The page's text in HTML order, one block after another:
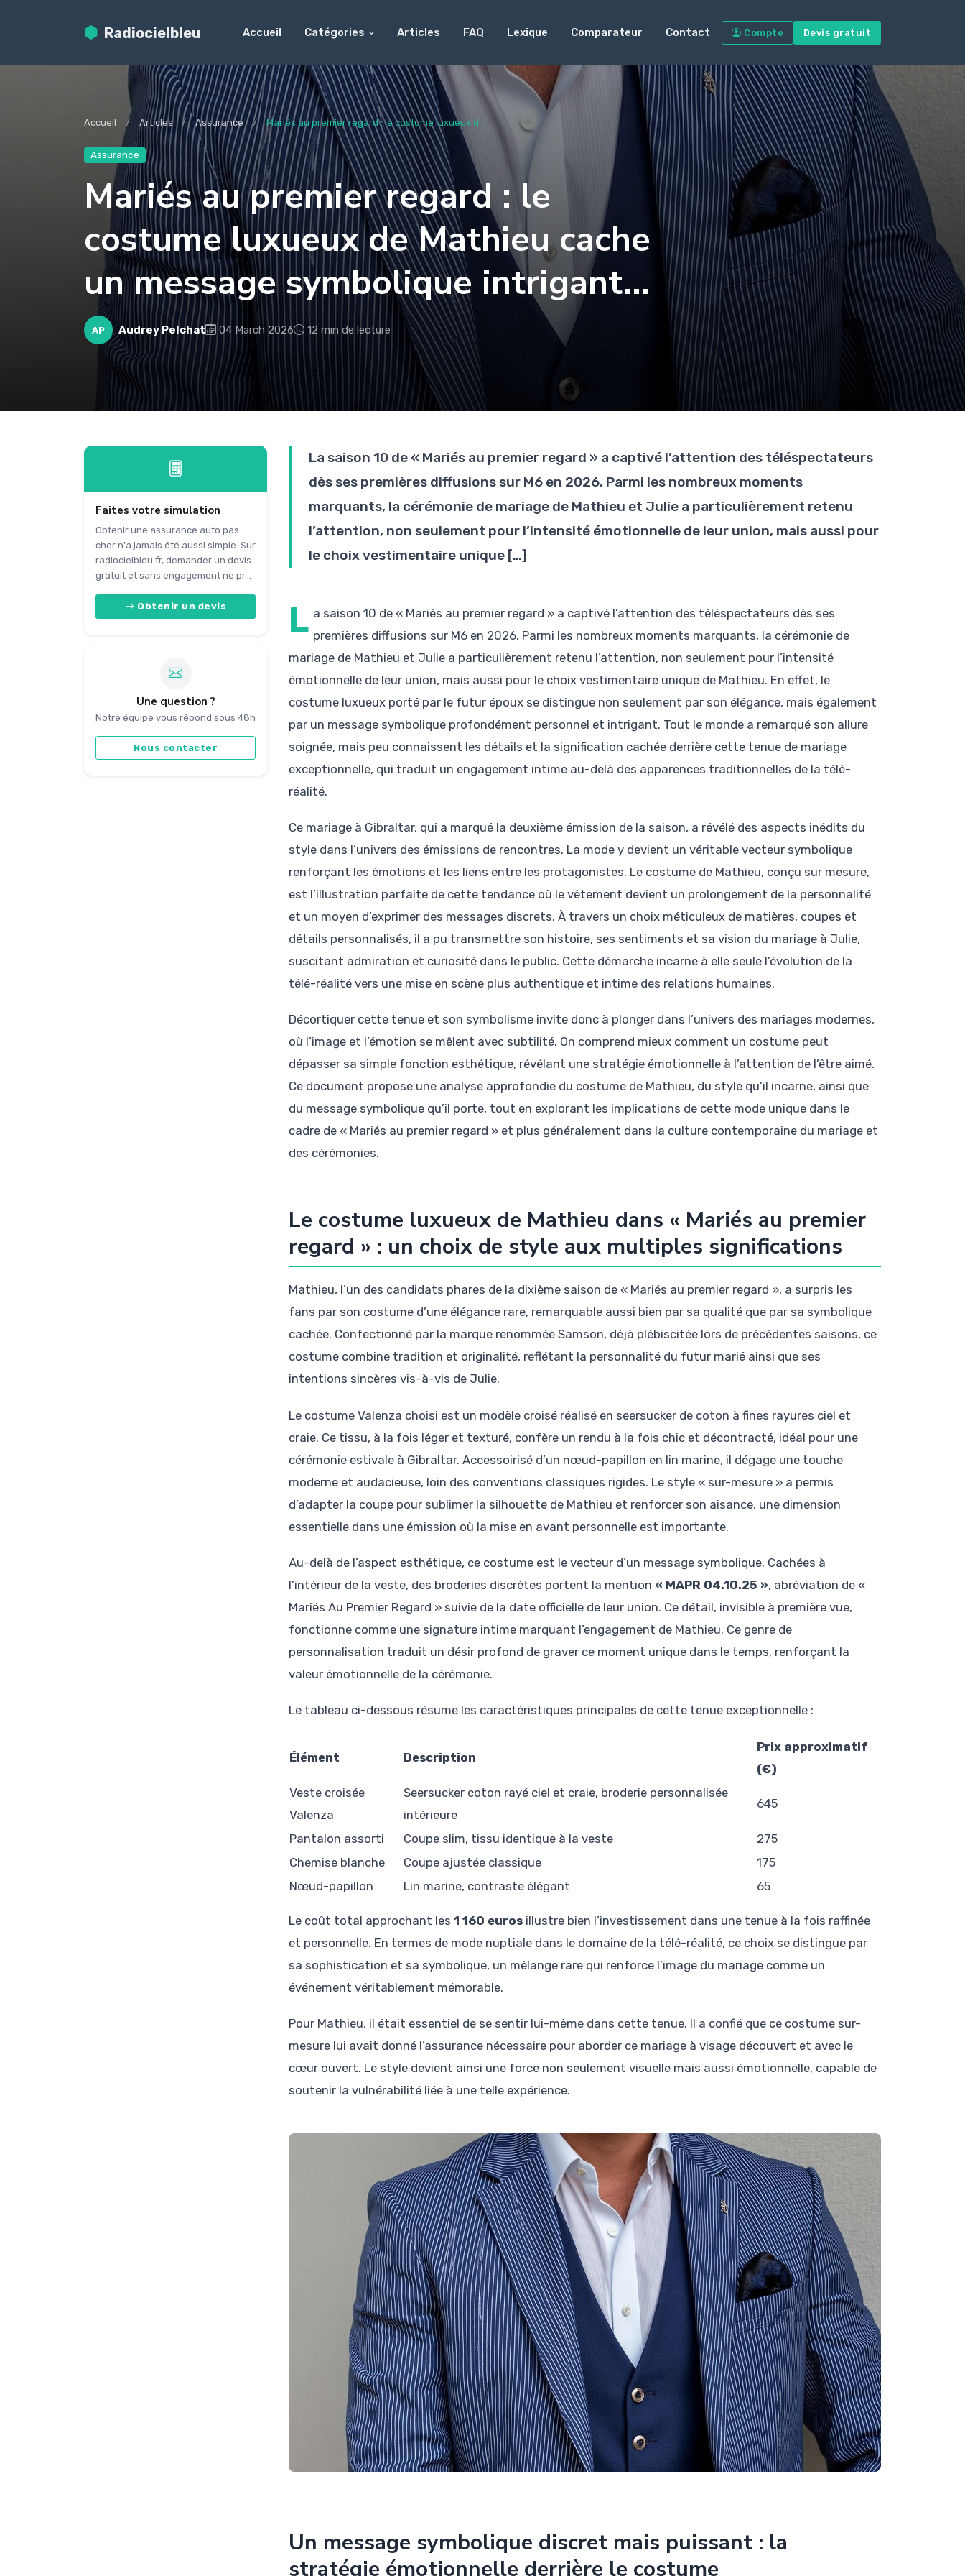
Radiocielbleu Accueil Catégories Articles FAQ Lexique Comparateur Contact Compte Devis gratuit
Accueil Articles Assurance Mariés au premier regard : le costume luxueux d...
Assurance
Mariés au premier regard : le
costume luxueux de Mathieu cache
un message symbolique intrigant…
AP Audrey Pelchat 04 March 2026 12 min de lecture
Faites votre simulation
Obtenir une assurance auto pas
cher n'a jamais été aussi simple. Sur
radiocielbleu.fr, demander un devis
gratuit et sans engagement ne pr...
Obtenir un devis
Une question ?
Notre équipe vous répond sous 48h
Nous contacter
La saison 10 de « Mariés au premier regard » a captivé l’attention des téléspectateurs
dès ses premières diffusions sur M6 en 2026. Parmi les nombreux moments
marquants, la cérémonie de mariage de Mathieu et Julie a particulièrement retenu
l’attention, non seulement pour l’intensité émotionnelle de leur union, mais aussi pour
le choix vestimentaire unique […]
L a saison 10 de « Mariés au premier regard » a captivé l’attention des téléspectateurs dès ses
premières diffusions sur M6 en 2026. Parmi les nombreux moments marquants, la cérémonie de
mariage de Mathieu et Julie a particulièrement retenu l’attention, non seulement pour l’intensité
émotionnelle de leur union, mais aussi pour le choix vestimentaire unique de Mathieu. En effet, le
costume luxueux porté par le futur époux se distingue non seulement par son élégance, mais également
par un message symbolique profondément personnel et intrigant. Tout le monde a remarqué son allure
soignée, mais peu connaissent les détails et la signification cachée derrière cette tenue de mariage
exceptionnelle, qui traduit un engagement intime au-delà des apparences traditionnelles de la télé-
réalité.
Ce mariage à Gibraltar, qui a marqué la deuxième émission de la saison, a révélé des aspects inédits du
style dans l’univers des émissions de rencontres. La mode y devient un véritable vecteur symbolique
renforçant les émotions et les liens entre les protagonistes. Le costume de Mathieu, conçu sur mesure,
est l’illustration parfaite de cette tendance où le vêtement devient un prolongement de la personnalité
et un moyen d’exprimer des messages discrets. À travers un choix méticuleux de matières, coupes et
détails personnalisés, il a pu transmettre son histoire, ses sentiments et sa vision du mariage à Julie,
suscitant admiration et curiosité dans le public. Cette démarche incarne à elle seule l’évolution de la
télé-réalité vers une mise en scène plus authentique et intime des relations humaines.
Décortiquer cette tenue et son symbolisme invite donc à plonger dans l’univers des mariages modernes,
où l’image et l’émotion se mêlent avec subtilité. On comprend mieux comment un costume peut
dépasser sa simple fonction esthétique, révélant une stratégie émotionnelle à l’attention de l’être aimé.
Ce document propose une analyse approfondie du costume de Mathieu, du style qu’il incarne, ainsi que
du message symbolique qu’il porte, tout en explorant les implications de cette mode unique dans le
cadre de « Mariés au premier regard » et plus généralement dans la culture contemporaine du mariage et
des cérémonies.
Le costume luxueux de Mathieu dans « Mariés au premier
regard » : un choix de style aux multiples significations
Mathieu, l’un des candidats phares de la dixième saison de « Mariés au premier regard », a surpris les
fans par son costume d’une élégance rare, remarquable aussi bien par sa qualité que par sa symbolique
cachée. Confectionné par la marque renommée Samson, déjà plébiscitée lors de précédentes saisons, ce
costume combine tradition et originalité, reflétant la personnalité du futur marié ainsi que ses
intentions sincères vis-à-vis de Julie.
Le costume Valenza choisi est un modèle croisé réalisé en seersucker de coton à fines rayures ciel et
craie. Ce tissu, à la fois léger et texturé, confère un rendu à la fois chic et décontracté, idéal pour une
cérémonie estivale à Gibraltar. Accessoirisé d’un nœud-papillon en lin marine, il dégage une touche
moderne et audacieuse, loin des conventions classiques rigides. Le style « sur-mesure » a permis
d’adapter la coupe pour sublimer la silhouette de Mathieu et renforcer son aisance, une dimension
essentielle dans une émission où la mise en avant personnelle est importante.
Au-delà de l’aspect esthétique, ce costume est le vecteur d’un message symbolique. Cachées à
l’intérieur de la veste, des broderies discrètes portent la mention « MAPR 04.10.25 », abréviation de «
Mariés Au Premier Regard » suivie de la date officielle de leur union. Ce détail, invisible à première vue,
fonctionne comme une signature intime marquant l’engagement de Mathieu. Ce genre de
personnalisation traduit un désir profond de graver ce moment unique dans le temps, renforçant la
valeur émotionnelle de la cérémonie.
Le tableau ci-dessous résume les caractéristiques principales de cette tenue exceptionnelle :
Élément Description
Prix approximatif
(€)
Veste croisée
Valenza
Seersucker coton rayé ciel et craie, broderie personnalisée
intérieure
645
Pantalon assorti Coupe slim, tissu identique à la veste
275
Chemise blanche
Coupe ajustée classique
175
Nœud-papillon
Lin marine, contraste élégant 65
Le coût total approchant les 1 160 euros illustre bien l’investissement dans une tenue à la fois raffinée
et personnelle. En termes de mode nuptiale dans le domaine de la télé-réalité, ce choix se distingue par
sa sophistication et sa symbolique, un mélange rare qui renforce l’image du mariage comme un
événement véritablement mémorable.
Pour Mathieu, il était essentiel de se sentir lui-même dans cette tenue. Il a confié que ce costume sur-
mesure lui avait donné l’assurance nécessaire pour aborder ce mariage à visage découvert et avec le
cœur ouvert. Le style devient ainsi une force non seulement visuelle mais aussi émotionnelle, capable de
soutenir la vulnérabilité liée à une telle expérience.
Un message symbolique discret mais puissant : la
stratégie émotionnelle derrière le costume